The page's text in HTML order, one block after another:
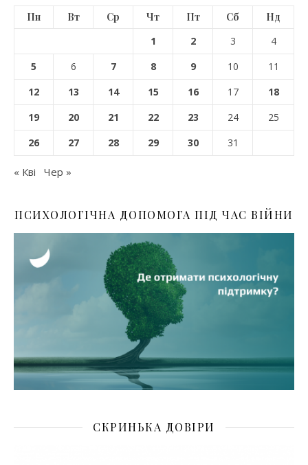
Пн Вт Ср Чт Пт Сб
Нд
1
2 3
4
5
6 7 8 9 10
11
12
13 14 15 16 17
18
19
20 21 22 23 24
25
26
27 28 29 30 31
« Кві Чер »
ПСИХОЛОГІЧНА ДОПОМОГА ПІД ЧАС ВІЙНИ
СКРИНЬКА ДОВІРИ